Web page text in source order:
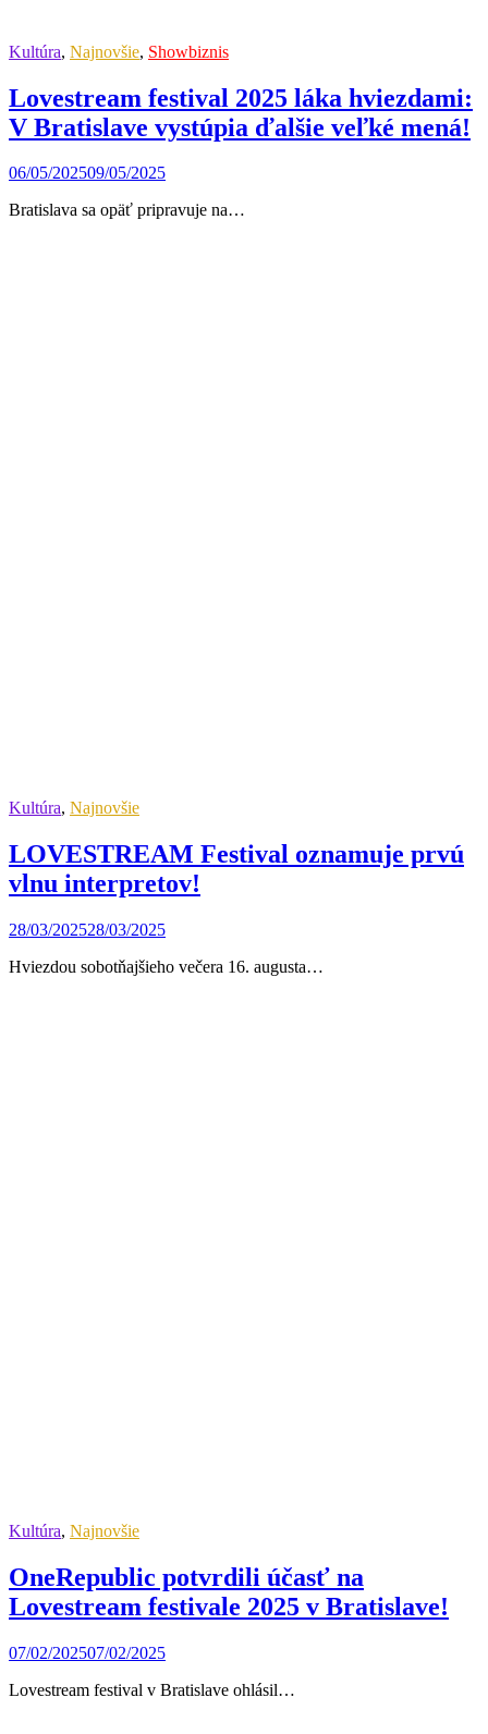
Kultúra, Najnovšie, Showbiznis
Lovestream festival 2025 láka hviezdami:
V Bratislave vystúpia ďalšie veľké mená!
06/05/202509/05/2025
Bratislava sa opäť pripravuje na…
Kultúra, Najnovšie
LOVESTREAM Festival oznamuje prvú
vlnu interpretov!
28/03/202528/03/2025
Hviezdou sobotňajšieho večera 16. augusta…
Kultúra, Najnovšie
OneRepublic potvrdili účasť na
Lovestream festivale 2025 v Bratislave!
07/02/202507/02/2025
Lovestream festival v Bratislave ohlásil…